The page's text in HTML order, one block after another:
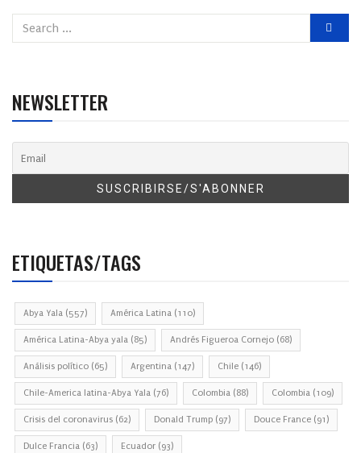
NEWSLETTER
ETIQUETAS/TAGS
Abya Yala (557) América Latina (110)
América Latina-Abya yala (85) Andrés Figueroa Cornejo (68)
Análisis político (65) Argentina (147) Chile (146)
Chile-America latina-Abya Yala (76) Colombia (88) Colombia (109)
Crisis del coronavirus (62) Donald Trump (97) Douce France (91)
Dulce Francia (63) Ecuador (93)